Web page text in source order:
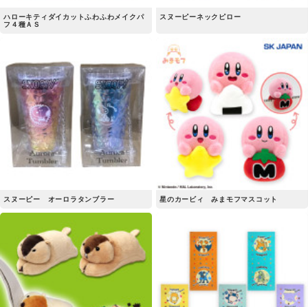
ハローキティダイカットふわふわメイクパ
フ４種ＡＳ
スヌーピーネックピロー
スヌーピー オーロラタンブラー 星のカービィ みまモフマスコット